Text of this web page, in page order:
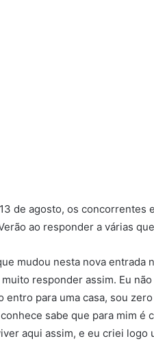
de agosto, os concorrentes
ao responder a várias
mudou nesta nova entrada
responder assim. Eu
entro para uma casa, sou
sabe que para mim é
aqui assim, e eu criei logo